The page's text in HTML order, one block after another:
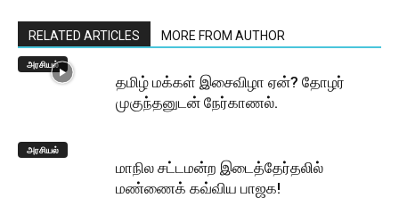
RELATED ARTICLES MORE FROM AUTHOR
அரசியல்
தமிழ் மக்கள் இசைவிழா ஏன்? தோழர்
முகுந்தனுடன் நேர்காணல்.
அரசியல்
மாநில சட்டமன்ற இடைத்தேர்தலில்
மண்ணைக் கவ்விய பாஜக!